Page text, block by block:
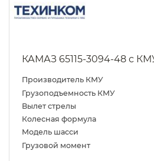
КАМАЗ 65115-3094-48 с
Производитель КМУ
Грузоподъемность КМУ
Вылет стрелы
Колесная формула
Модель шасси
Грузовой момент